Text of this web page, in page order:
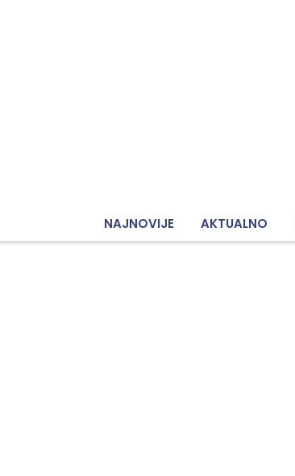
NAJNOVIJE AKTUALNO